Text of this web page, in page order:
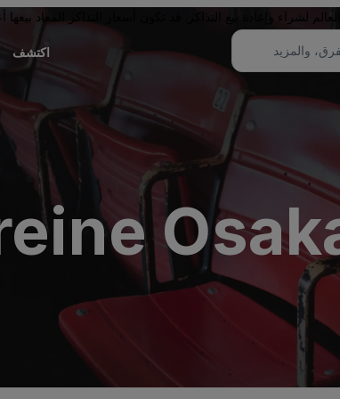
لشراء وإعادة بيع التذاكر. قد تكون أسعار التذاكر المعاد بيعها
اكتشف